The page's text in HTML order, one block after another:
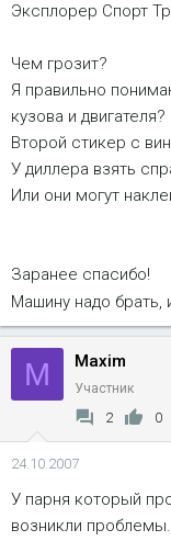
а
Эксплорер Спорт
Чем грозит?
Я правильно
кузова и двигателя?
Второй стикер с
У диллера взять
Или они могут
Заранее спасибо!
Машину надо брать,
M Maxim
Участник
2 0
24.10.2007
У парня который
возникли